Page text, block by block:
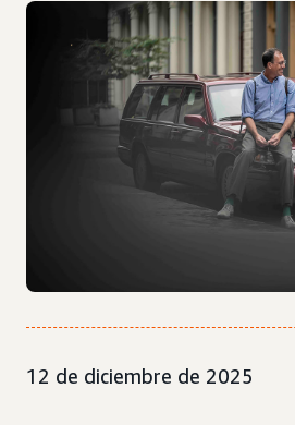
12 de diciembre de 2025